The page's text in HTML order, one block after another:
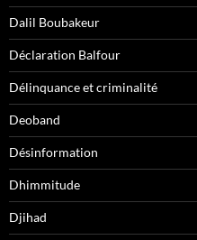
Dalil Boubakeur
Déclaration Balfour
Délinquance et criminalité
Deoband
Désinformation
Dhimmitude
Djihad